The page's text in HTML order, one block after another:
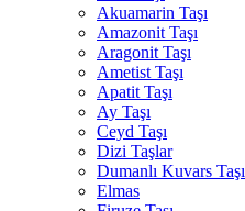
Akuamarin Taşı
Amazonit Taşı
Aragonit Taşı
Ametist Taşı
Apatit Taşı
Ay Taşı
Ceyd Taşı
Dizi Taşlar
Dumanlı Kuvars Taşı
Elmas